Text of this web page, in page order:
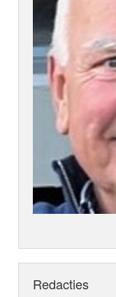
Redacties